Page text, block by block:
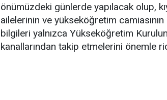
önümüzdeki günlerde yapılacak olup,
ailelerinin ve yükseköğretim
bilgileri yalnızca Yükseköğretim
kanallarından takip etmelerini önemle